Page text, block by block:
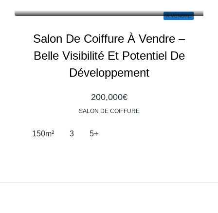
À VENDRE
Salon De Coiffure À Vendre –
Belle Visibilité Et Potentiel De
Développement
200,000€
SALON DE COIFFURE
150m² 3 5+